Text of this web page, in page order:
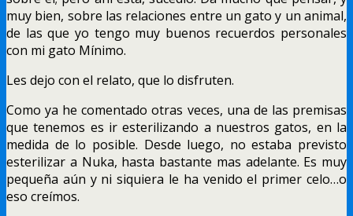
muy bien, sobre las relaciones entre un gato y un animal,
de las que yo tengo muy buenos recuerdos personales
con mi gato Mínimo.
Les dejo con el relato, que lo disfruten.
Como ya he comentado otras veces, una de las premisas
que tenemos es ir esterilizando a nuestros gatos, en la
medida de lo posible. Desde luego, no estaba previsto
esterilizar a Nuka, hasta bastante mas adelante. Es muy
pequeña aún y ni siquiera le ha venido el primer celo…o
eso creímos.